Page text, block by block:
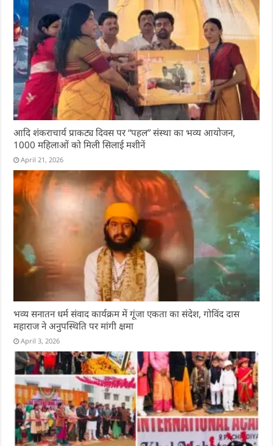
आदि शंकराचार्य प्राकट्य दिवस पर “पहल” संस्था का भव्य आयोजन,
1000 महिलाओं को मिली सिलाई मशीनें
April 21, 2026
भव्य सनातन धर्म संवाद कार्यक्रम में गूंजा एकता का संदेश, गोविंद दास
महाराज ने अनुपस्थिति पर मांगी क्षमा
April 3, 2026